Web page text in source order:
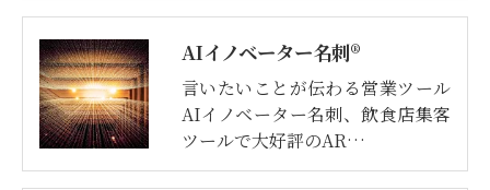
AIイノベーター名刺®
言いたいことが伝わる営業ツール
AIイノベーター名刺、飲食店集客
ツールで大好評のAR…